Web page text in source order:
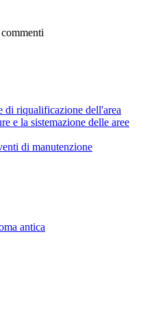
di riqualificazione dell'area
e la sistemazione delle aree
di manutenzione